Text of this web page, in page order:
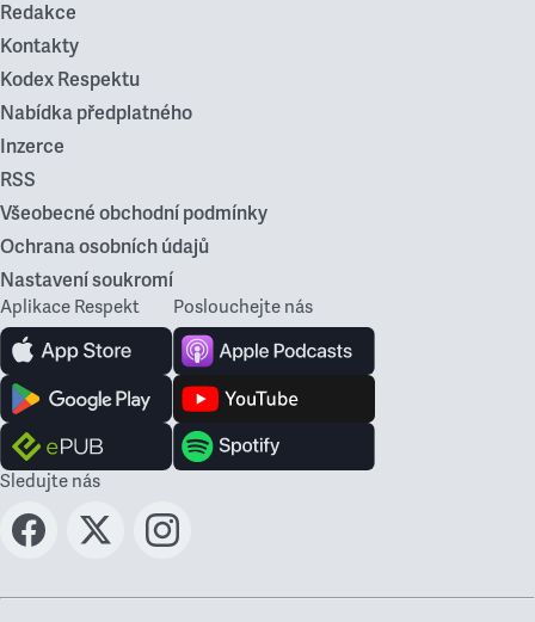
Redakce
Kontakty
Kodex Respektu
Nabídka předplatného
Inzerce
RSS
Všeobecné obchodní podmínky
Ochrana osobních údajů
Nastavení soukromí
Aplikace Respekt Poslouchejte nás
Sledujte nás